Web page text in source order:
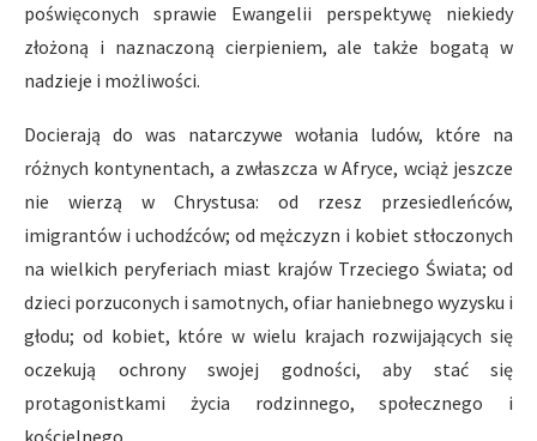
poświęconych sprawie Ewangelii perspektywę niekiedy
złożoną i naznaczoną cierpieniem, ale także bogatą w
nadzieje i możliwości.
Docierają do was natarczywe wołania ludów, które na
różnych kontynentach, a zwłaszcza w Afryce, wciąż jeszcze
nie wierzą w Chrystusa: od rzesz przesiedleńców,
imigrantów i uchodźców; od mężczyzn i kobiet stłoczonych
na wielkich peryferiach miast krajów Trzeciego Świata; od
dzieci porzuconych i samotnych, ofiar haniebnego wyzysku i
głodu; od kobiet, które w wielu krajach rozwijających się
oczekują ochrony swojej godności, aby stać się
protagonistkami życia rodzinnego, społecznego i
kościelnego.